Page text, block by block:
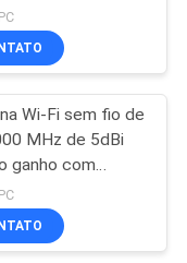
74
Wi-Fi sem fio de
MHz de 5dBi
ganho com
SMA/IPEX